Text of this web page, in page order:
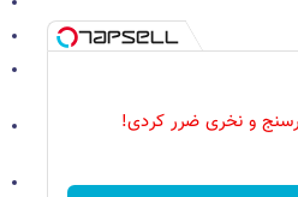
و نخری ضرر کردی!